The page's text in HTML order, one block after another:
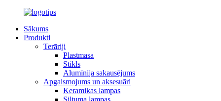
Sākums
Produkti
Terāriji
Plastmasa
Stikls
Alumīnija sakausējums
Apgaismojums un aksesuāri
Keramikas lampas
Siltuma lampas